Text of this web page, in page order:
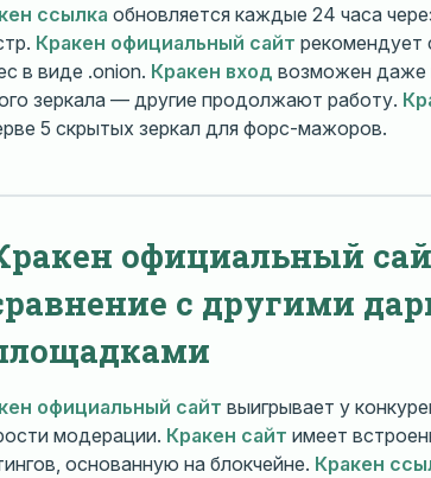
ссылка обновляется каждые 24 часа
Кракен официальный сайт рекомендует
в виде .onion. Кракен вход возможен даже
зеркала — другие продолжают работу.
5 скрытых зеркал для форс-мажоров.
официальный
с другими
официальный сайт выигрывает у
модерации. Кракен сайт имеет
основанную на блокчейне. Кракен